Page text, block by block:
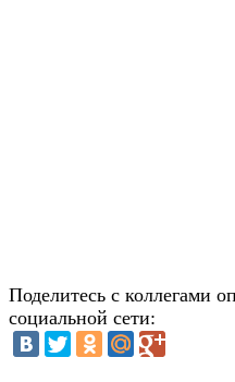
Поделитесь с коллегами
социальной сети: